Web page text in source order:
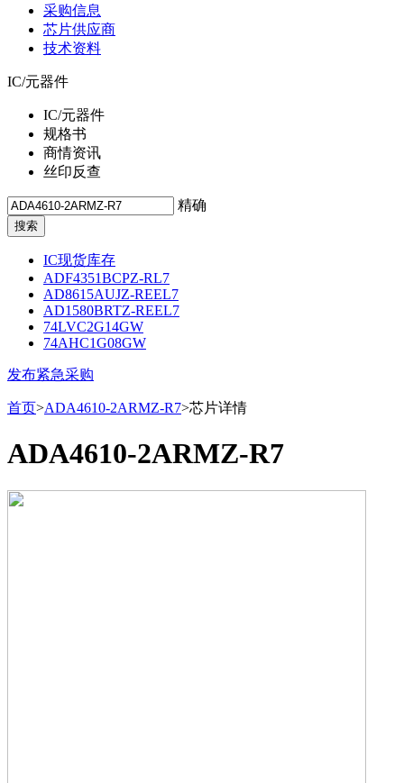
采购信息
芯片供应商
技术资料
IC/元器件
IC/元器件
规格书
商情资讯
丝印反查
精确
IC现货库存
ADF4351BCPZ-RL7
AD8615AUJZ-REEL7
AD1580BRTZ-REEL7
74LVC2G14GW
74AHC1G08GW
发布紧急采购
首页>ADA4610-2ARMZ-R7>芯片详情
ADA4610-2ARMZ-R7